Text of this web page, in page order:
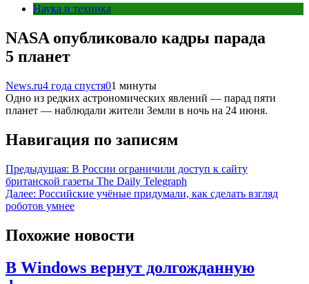
Наука и техника
NASA опубликовало кадры парада
5 планет
News.ru4 года спустя01 минуты
Одно из редких астрономических явлений — парад пяти
планет — наблюдали жители Земли в ночь на 24 июня.
Навигация по записям
Предыдущая: В России ограничили доступ к сайту
британской газеты The Daily Telegraph
Далее: Российские учёные придумали, как сделать взгляд
роботов умнее
Похожие новости
В Windows вернут долгожданную